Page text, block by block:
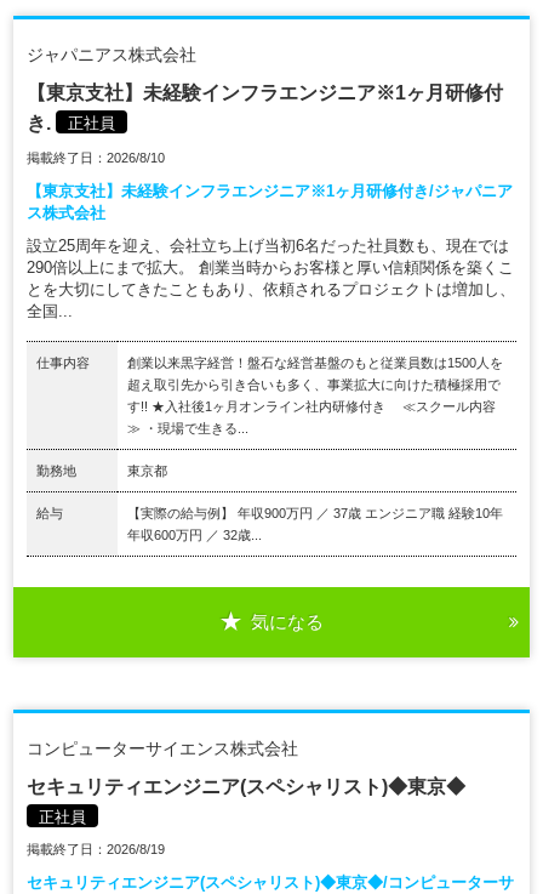
ジャパニアス株式会社
【東京支社】未経験インフラエンジニア※1ヶ月研修付
き.
正社員
掲載終了日：2026/8/10
【東京支社】未経験インフラエンジニア※1ヶ月研修付き/ジャパニア
ス株式会社
設立25周年を迎え、会社立ち上げ当初6名だった社員数も、現在では
290倍以上にまで拡大。 創業当時からお客様と厚い信頼関係を築くこ
とを大切にしてきたこともあり、依頼されるプロジェクトは増加し、
全国...
仕事内容
創業以来黒字経営！盤石な経営基盤のもと従業員数は1500人を
超え取引先から引き合いも多く、事業拡大に向けた積極採用で
す!! ★入社後1ヶ月オンライン社内研修付き ≪スクール内容
≫ ・現場で生きる...
勤務地 東京都
給与
【実際の給与例】 年収900万円 ／ 37歳 エンジニア職 経験10年
年収600万円 ／ 32歳...
気になる
コンピューターサイエンス株式会社
セキュリティエンジニア(スペシャリスト)◆東京◆
正社員
掲載終了日：2026/8/19
セキュリティエンジニア(スペシャリスト)◆東京◆/コンピューターサ